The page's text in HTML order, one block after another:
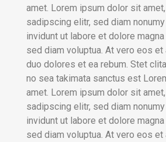
amet. Lorem ipsum dolor sit
sadipscing elitr, sed diam
invidunt ut labore et dolore
sed diam voluptua. At vero eos
duo dolores et ea rebum. Stet
no sea takimata sanctus est
amet. Lorem ipsum dolor sit
sadipscing elitr, sed diam
invidunt ut labore et dolore
sed diam voluptua. At vero eos